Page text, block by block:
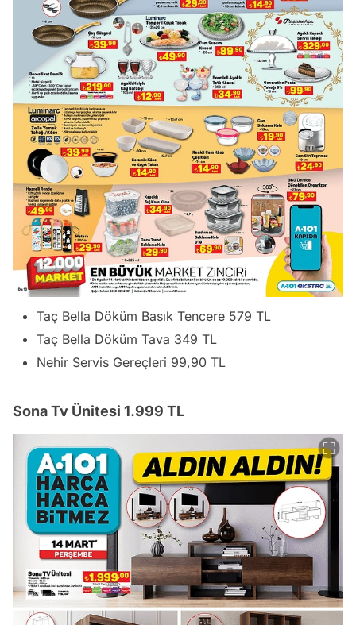
Taç Bella Döküm Basık Tencere 579 TL
Taç Bella Döküm Tava 349 TL
Nehir Servis Gereçleri 99,90 TL
Sona Tv Ünitesi 1.999 TL